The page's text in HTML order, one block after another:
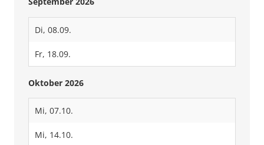
Di, 08.09.
Fr, 18.09.
Oktober 2026
Mi, 07.10.
Mi, 14.10.